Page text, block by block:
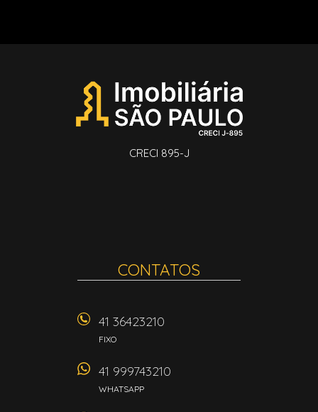
CRECI 895-J
CONTATOS
41 36423210
FIXO
41 999743210
WHATSAPP